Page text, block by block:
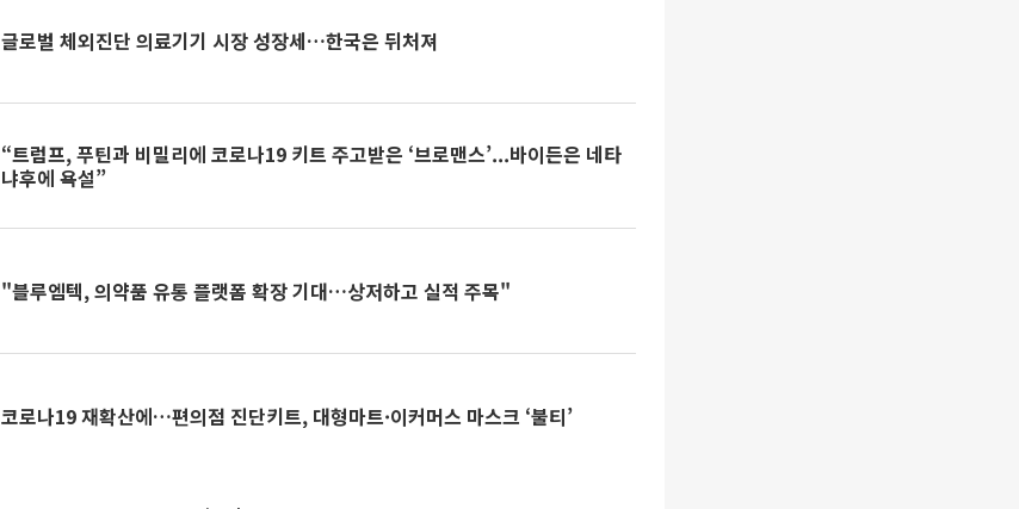
글로벌 체외진단 의료기기 시장 성장세…한국은 뒤처져
“트럼프, 푸틴과 비밀리에 코로나19 키트 주고받은 ‘브로맨스’...바이든은 네타
냐후에 욕설”
"블루엠텍, 의약품 유통 플랫폼 확장 기대…상저하고 실적 주목"
코로나19 재확산에…편의점 진단키트, 대형마트·이커머스 마스크 ‘불티’